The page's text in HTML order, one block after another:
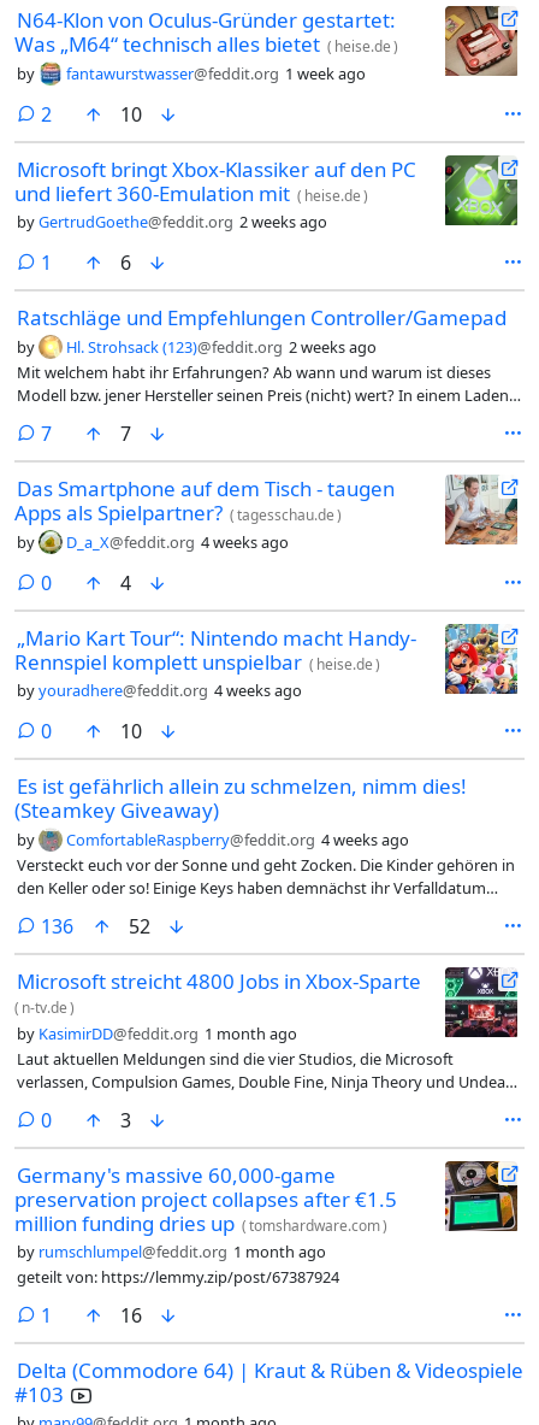
N64-Klon von Oculus-Gründer gestartet:
Was „M64“ technisch alles bietet ( heise.de)
by fantawurstwasser@feddit.org 1 week ago
2 comments
10
Microsoft bringt Xbox-Klassiker auf den PC
und liefert 360-Emulation mit ( heise.de)
byGertrudGoethe@feddit.org 2 weeks ago
1 comment
6
Ratschläge und Empfehlungen Controller/Gamepad
by Hl. Strohsack (123)@feddit.org 2 weeks ago
Mit welchem habt ihr Erfahrungen? Ab wann und warum ist dieses
Modell bzw. jener Hersteller seinen Preis (nicht) wert? In einem Laden
hätte) für 149 € verkaufen (das empfand ich als übertrieben).
7comments
7
Das Smartphone auf dem Tisch - taugen
Apps als Spielpartner? (tagesschau.de)
by D_a_X@feddit.org 4 weeks ago
0comments
4
„Mario Kart Tour“: Nintendo macht Handy-
Rennspiel komplett unspielbar ( heise.de)
byyouradhere@feddit.org 4 weeks ago
0comments
10
Es ist gefährlich allein zu schmelzen, nimm dies!
(Steamkey Giveaway)
by ComfortableRaspberry@feddit.org 4 weeks ago
Versteckt euch vor der Sonne und geht Zocken. Die Kinder gehören in
den Keller oder so! Einige Keys haben demnächst ihr Verfalldatum
bevor niemand mehr was davon hat. Die Keys sind Reste aus meinem
Humble Choice Abo. Es könnten daher Regionlocks drauf sein. Sofern
nichts anderes dabei steht, ist der Key auf Steam einzulösen.
136comments
52
Microsoft streicht 4800 Jobs in Xbox-Sparte
( n-tv.de)
by KasimirDD@feddit.org 1 month ago
Laut aktuellen Meldungen sind die vier Studios, die Microsoft
verlassen, Compulsion Games, Double Fine, Ninja Theory und Undead.
(Compulsion Games und Double Fine) oder an neue Eigentümer
verkauft (Ninja Theory und Undead Labs).
0comments
3
Germany's massive 60,000-game
preservation project collapses after €1.5
million funding dries up (tomshardware.com)
by rumschlumpel@feddit.org 1 month ago
geteilt von: https://lemmy.zip/post/67387924
1 comment
16
Delta (Commodore 64) | Kraut & Rüben & Videospiele
#103